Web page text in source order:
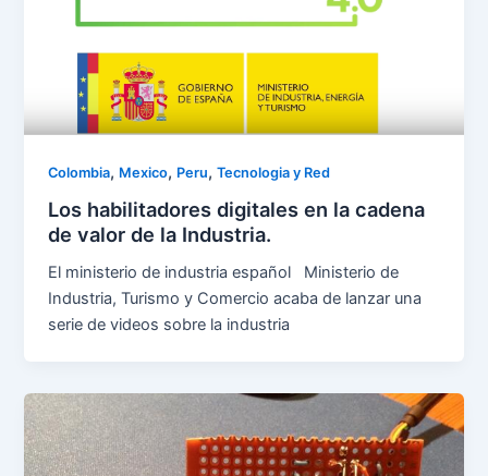
Colombia, Mexico, Peru,Tecnologia y Red
Los habilitadores digitales en la cadena
de valor de la Industria.
El ministerio de industria español Ministerio de
Industria, Turismo y Comercio acaba de lanzar una
serie de videos sobre la industria